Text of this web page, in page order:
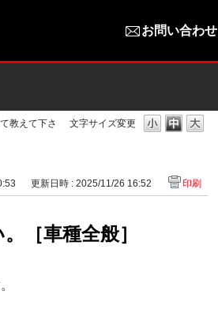
お問い合わせ
文字サイズ変更
教えて下さ
更新日時 : 2025/11/26 16:52 印刷
［車種全般］